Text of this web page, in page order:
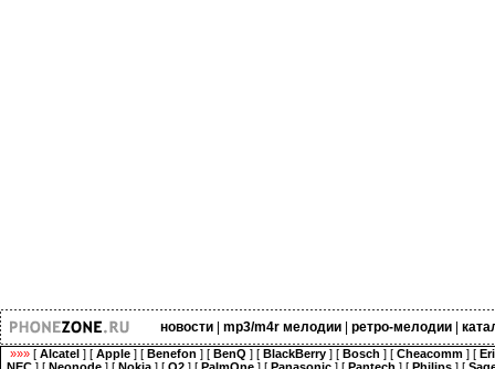
новости| mp3/m4r мелодии| ретро-мелодии|
»»» [ Alcatel ] [ Apple ] [ Benefon ] [ BenQ ] [ BlackBerry ] [ Bosch ] [ Cheacomm ] [